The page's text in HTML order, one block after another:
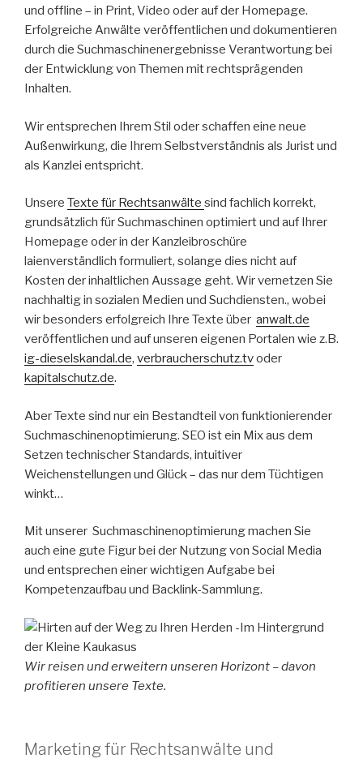
und offline – in Print, Video oder auf der Homepage.
Erfolgreiche Anwälte veröffentlichen und dokumentieren
durch die Suchmaschinenergebnisse Verantwortung bei
der Entwicklung von Themen mit rechtsprägenden
Inhalten.
Wir entsprechen Ihrem Stil oder schaffen eine neue
Außenwirkung, die Ihrem Selbstverständnis als Jurist und
als Kanzlei entspricht.
Unsere Texte für Rechtsanwälte sind fachlich korrekt,
grundsätzlich für Suchmaschinen optimiert und auf Ihrer
Homepage oder in der Kanzleibroschüre
laienverständlich formuliert, solange dies nicht auf
Kosten der inhaltlichen Aussage geht. Wir vernetzen Sie
nachhaltig in sozialen Medien und Suchdiensten., wobei
wir besonders erfolgreich Ihre Texte über anwalt.de
veröffentlichen und auf unseren eigenen Portalen wie z.B.
ig-dieselskandal.de, verbraucherschutz.tvoder
kapitalschutz.de.
Aber Texte sind nur ein Bestandteil von funktionierender
Suchmaschinenoptimierung. SEO ist ein Mix aus dem
Setzen technischer Standards, intuitiver
Weichenstellungen und Glück – das nur dem Tüchtigen
winkt…
Mit unserer Suchmaschinenoptimierung machen Sie
auch eine gute Figur bei der Nutzung von Social Media
und entsprechen einer wichtigen Aufgabe bei
Kompetenzaufbau und Backlink-Sammlung.
Wir reisen und erweitern unseren Horizont – davon
profitieren unsere Texte.
Marketing für Rechtsanwälte und